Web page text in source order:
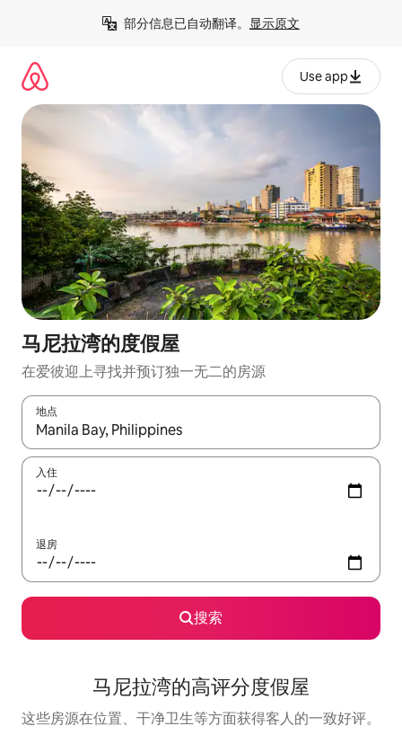
部分信息已自动翻译。 显示原文
Use app
马尼拉湾的度假屋
在爱彼迎上寻找并预订独一无二的房源
地点
如有搜索结果，请使用上下方向键查看，或通过点击或滑动手势
入住
退房
搜索
马尼拉湾的高评分度假屋
这些房源在位置、干净卫生等方面获得客人的一致好评。